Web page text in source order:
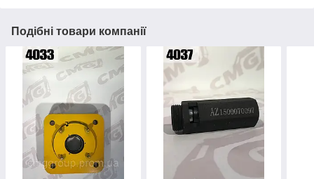
Подібні товари компанії